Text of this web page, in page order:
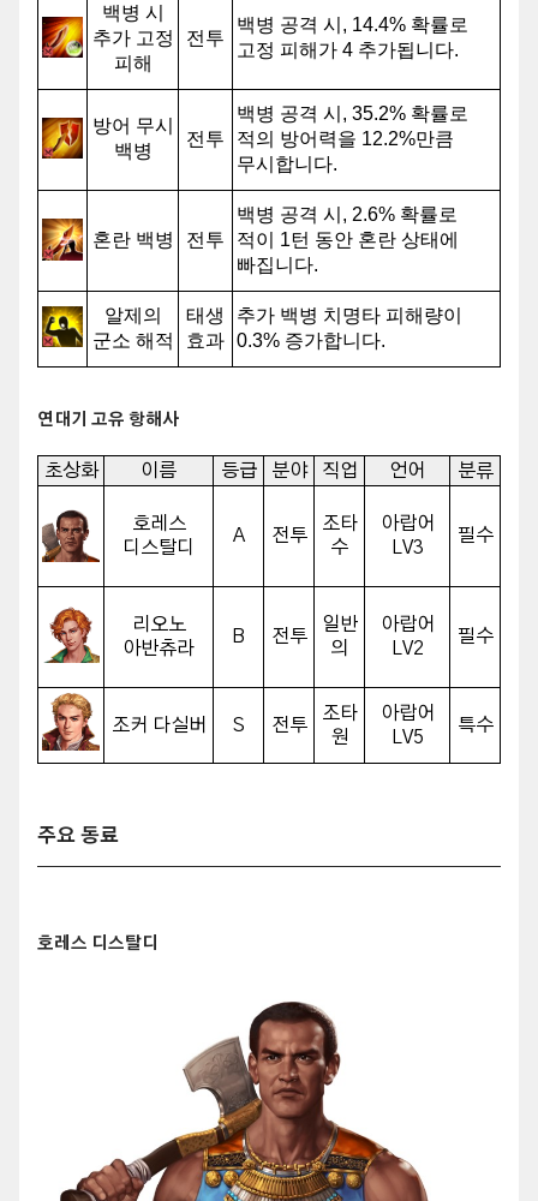
백병 시
추가 고정
피해
전투
백병 공격 시, 14.4% 확률로
고정 피해가 4 추가됩니다.
방어 무시
백병
전투
백병 공격 시, 35.2% 확률로
적의 방어력을 12.2%만큼
무시합니다.
혼란 백병 전투
백병 공격 시, 2.6% 확률로
적이 1턴 동안 혼란 상태에
빠집니다.
알제의
군소 해적
태생
효과
추가 백병 치명타 피해량이
0.3% 증가합니다.
연대기 고유 항해사
초상화 이름 등급 분야 직업 언어 분류
호레스
디스탈디
A 전투
조타
수
아랍어
LV3
필수
리오노
아반츄라
B 전투
일반
의
아랍어
LV2
필수
조커 다실버 S 전투
조타
원
아랍어
LV5
특수
주요 동료
호레스 디스탈디